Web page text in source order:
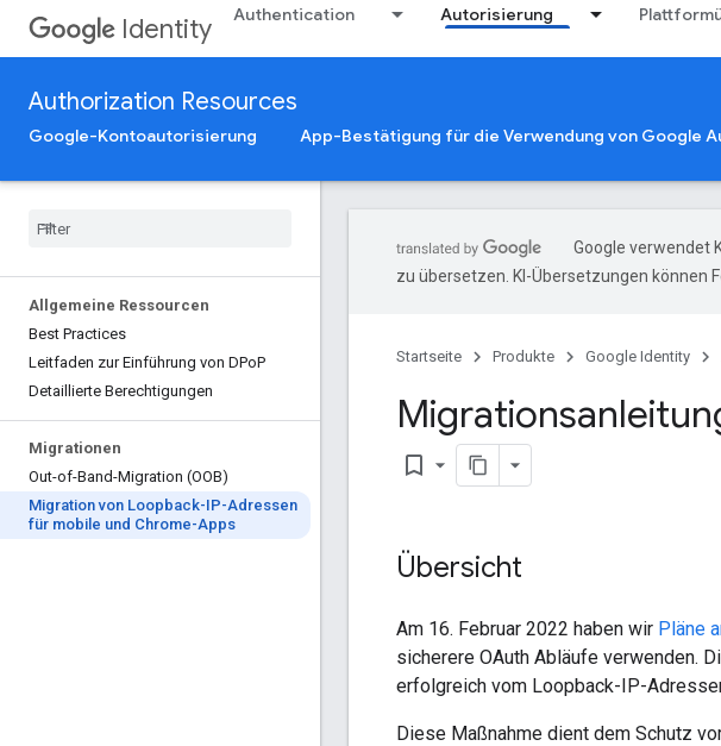
Identity Authentication Autorisierung
Authorization Resources
Google-Kontoautorisierung App-Bestätigung für die Verwendung von Google
Allgemeine Ressourcen
Best Practices
Leitfaden zur Einführung von DPoP
Detaillierte Berechtigungen
Migrationen
Out-of-Band-Migration (OOB)
Migration von Loopback-IP-Adressen
für mobile und Chrome-Apps
Google verwendet
zu übersetzen. KI-Übersetzungen können
Startseite Produkte Google Identity
bookmark_border
Übersicht
Am 16. Februar 2022 haben wir Pläne
sicherere OAuth Abläufe verwenden.
erfolgreich vom Loopback-IP-
Diese Maßnahme dient dem Schutz